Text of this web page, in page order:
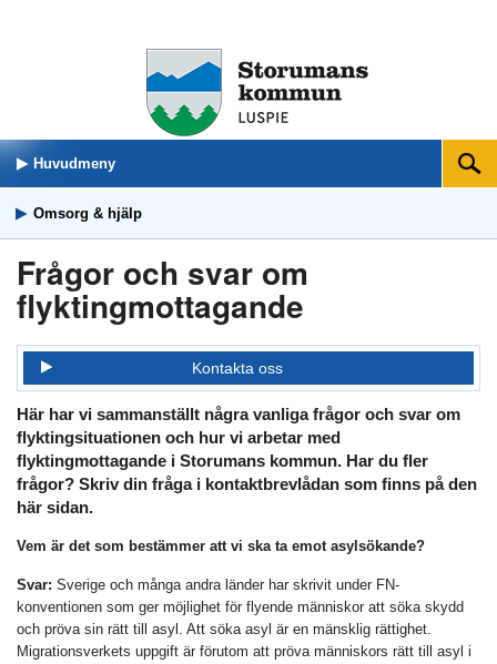
Huvudmeny Sök
Omsorg & hjälp
Frågor och svar om
flyktingmottagande
Kontakta oss
Här har vi sammanställt några vanliga frågor och svar om
flyktingsituationen och hur vi arbetar med
flyktingmottagande i Storumans kommun. Har du fler
frågor? Skriv din fråga i kontaktbrevlådan som finns på den
här sidan.
Vem är det som bestämmer att vi ska ta emot asylsökande?
Svar: Sverige och många andra länder har skrivit under FN-
konventionen som ger möjlighet för flyende människor att söka skydd
och pröva sin rätt till asyl. Att söka asyl är en mänsklig rättighet.
Migrationsverkets uppgift är förutom att pröva människors rätt till asyl i